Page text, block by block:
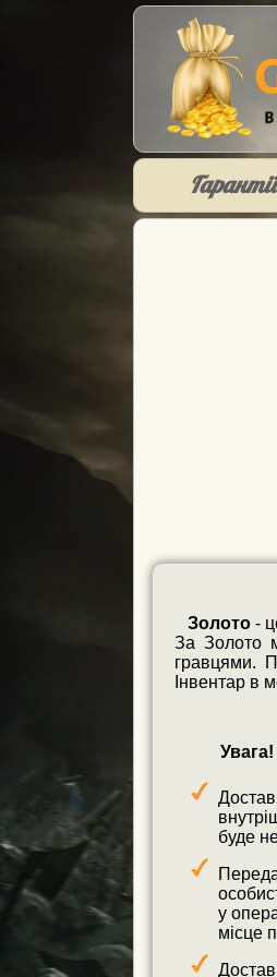
Гарантії
Золото -
За Золото
гравцями.
Інвентар в
Увага!
буде
у
місце